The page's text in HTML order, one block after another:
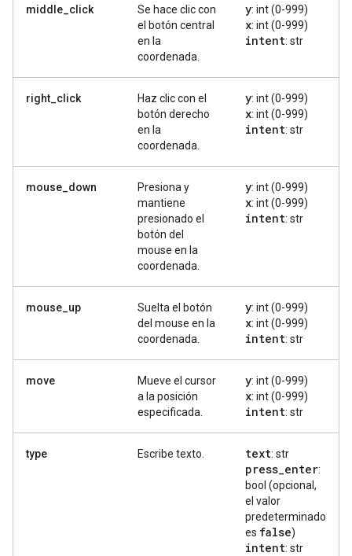
middle_click
Se hace clic con
el botón central
en la
coordenada.
y: int (0-999)
x: int (0-999)
intent: str
right_click
Haz clic con el
botón derecho
en la
coordenada.
y: int (0-999)
x: int (0-999)
intent: str
mouse_down
Presiona y
mantiene
presionado el
botón del
mouse en la
coordenada.
y: int (0-999)
x: int (0-999)
intent: str
mouse_up
Suelta el botón
del mouse en la
coordenada.
y: int (0-999)
x: int (0-999)
intent: str
move
Mueve el cursor
a la posición
especificada.
y: int (0-999)
x: int (0-999)
intent: str
type Escribe texto. text: str
press_enter:
bool (opcional,
el valor
predeterminado
es false)
intent: str